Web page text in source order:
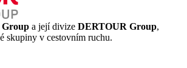
a její divize DERTOUR Group,
skupiny v cestovním ruchu.